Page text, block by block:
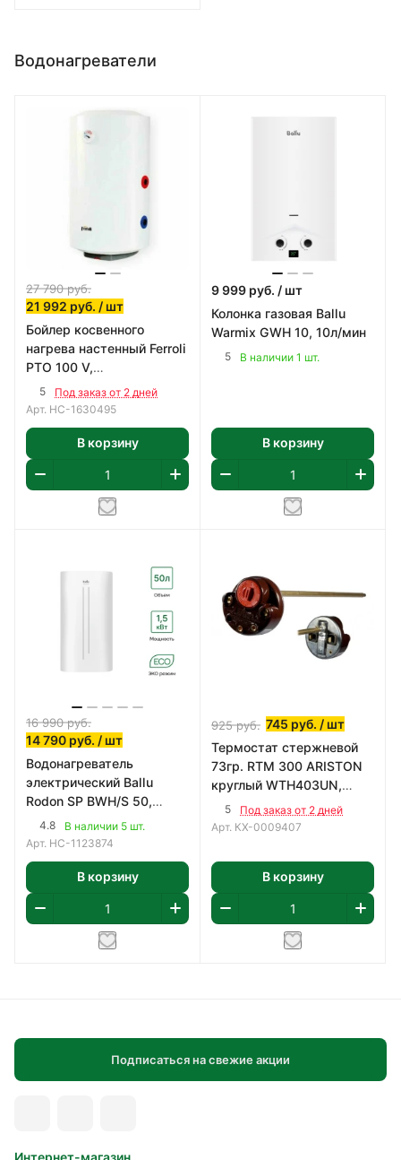
Водонагреватели
27 790руб.
21 992 руб. / шт
Бойлер косвенного
нагрева настенный Ferroli
PTO 100 V,
Стеклофарфор
5
Под заказ от 2 дней
Арт. НС-1630495
В корзину
9 999 руб. / шт
Колонка газовая Ballu
Warmix GWH 10, 10л/мин
5 В наличии 1 шт.
В корзину
16 990руб.
14 790 руб. / шт
Водонагреватель
электрический Ballu
Rodon SP BWH/S 50,
Нерж. сталь
4.8
В наличии 5 шт.
Арт. НС-1123874
В корзину
925руб. 745 руб. / шт
Термостат стержневой
73гр. RTM 300 ARISTON
круглый WTH403UN,
9407
5
Под заказ от 2 дней
Арт. КХ-0009407
В корзину
Подписаться на свежие акции
Интернет-магазин